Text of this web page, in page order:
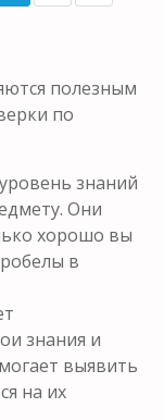
полезным
по
знаний
Они
хорошо вы
в
знания и
выявить
на их